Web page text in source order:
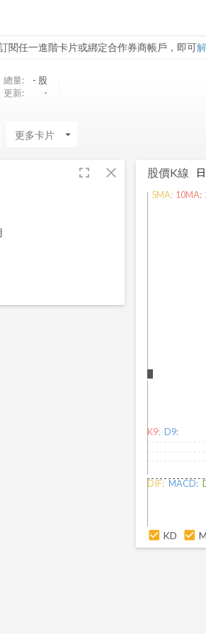
閱任一進階卡片或綁定合作券商帳戶，即可
總量: - 股
更新:
-
arrow_drop_down
fullscreen close 股價K線
5MA: 10MA:
K9: D9:
DIF: MACD:
KD